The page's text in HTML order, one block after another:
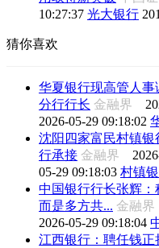
10:27:37 光大银行
猜你喜欢
华夏银行现高管人
分行行长 金融界
2026-05-29 09:18:02
沈阳四家富民村镇
行承接 金融界
05-29 09:18:03 村镇
中国银行行长张辉：
而是多方共... 金融
2026-05-29 09:18:04
江西银行：聘任钱正